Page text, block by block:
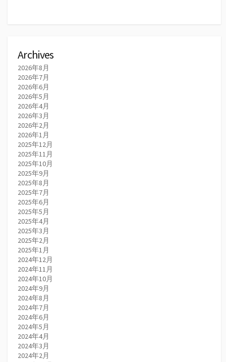
Archives
2026年8月
2026年7月
2026年6月
2026年5月
2026年4月
2026年3月
2026年2月
2026年1月
2025年12月
2025年11月
2025年10月
2025年9月
2025年8月
2025年7月
2025年6月
2025年5月
2025年4月
2025年3月
2025年2月
2025年1月
2024年12月
2024年11月
2024年10月
2024年9月
2024年8月
2024年7月
2024年6月
2024年5月
2024年4月
2024年3月
2024年2月